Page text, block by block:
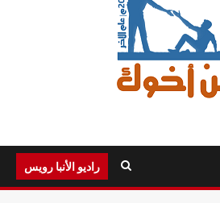
راديو الأنبا رويس